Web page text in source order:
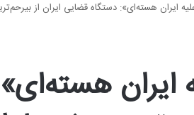
ایران هسته‌ای»: دستگاه قضایی ایران از
ایران